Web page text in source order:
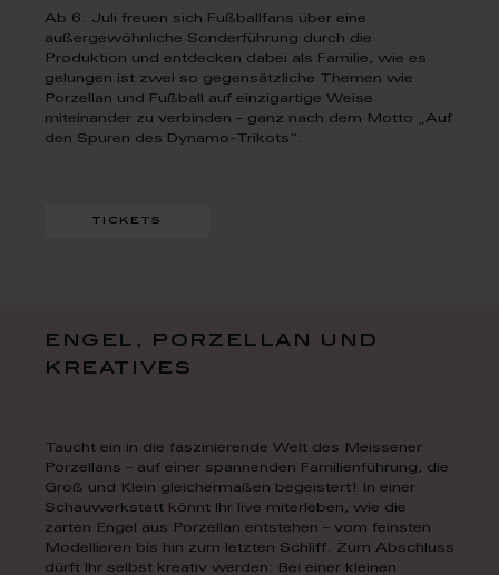
Ab 6. Juli freuen sich Fußballfans über eine
außergewöhnliche Sonderführung durch die
Produktion und entdecken dabei als Familie, wie es
gelungen ist zwei so gegensätzliche Themen wie
Porzellan und Fußball auf einzigartige Weise
miteinander zu verbinden – ganz nach dem Motto „Auf
den Spuren des Dynamo-Trikots“.
tickets
engel, porzellan und
kreatives
Taucht ein in die faszinierende Welt des Meissener
Porzellans – auf einer spannenden Familienführung, die
Groß und Klein gleichermaßen begeistert! In einer
Schauwerkstatt könnt Ihr live miterleben, wie die
zarten Engel aus Porzellan entstehen – vom feinsten
Modellieren bis hin zum letzten Schliff. Zum Abschluss
dürft Ihr selbst kreativ werden: Bei einer kleinen